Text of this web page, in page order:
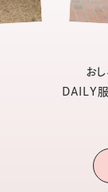
お
DAILY服